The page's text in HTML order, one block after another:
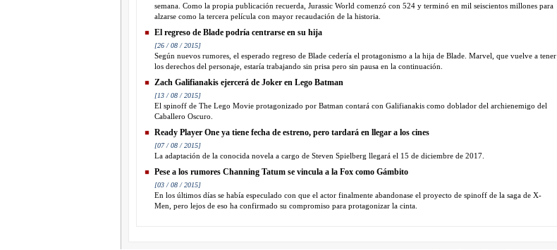
semana. Como la propia publicación recuerda, Jurassic World comenzó con 524 y terminó en mil seiscientos millones para
alzarse como la tercera película con mayor recaudación de la historia.
El regreso de Blade podría centrarse en su hija
[26 / 08 / 2015]
Según nuevos rumores, el esperado regreso de Blade cedería el protagonismo a la hija de Blade. Marvel, que vuelve a tener
los derechos del personaje, estaría trabajando sin prisa pero sin pausa en la continuación.
Zach Galifianakis ejercerá de Joker en Lego Batman
[13 / 08 / 2015]
El spinoff de The Lego Movie protagonizado por Batman contará con Galifianakis como doblador del archienemigo del
Caballero Oscuro.
Ready Player One ya tiene fecha de estreno, pero tardará en llegar a los cines
[07 / 08 / 2015]
La adaptación de la conocida novela a cargo de Steven Spielberg llegará el 15 de diciembre de 2017.
Pese a los rumores Channing Tatum se vincula a la Fox como Gámbito
[03 / 08 / 2015]
En los últimos días se había especulado con que el actor finalmente abandonase el proyecto de spinoff de la saga de X-
Men, pero lejos de eso ha confirmado su compromiso para protagonizar la cinta.